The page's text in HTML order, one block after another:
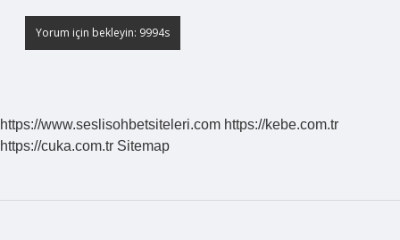
https://www.seslisohbetsiteleri.com https://kebe.com.tr
https://cuka.com.tr Sitemap